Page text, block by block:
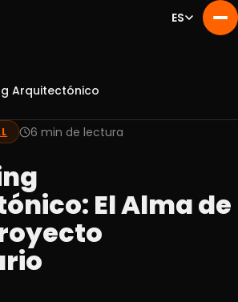
ES
Arquitectónico
6 min de lectura
El Alma de